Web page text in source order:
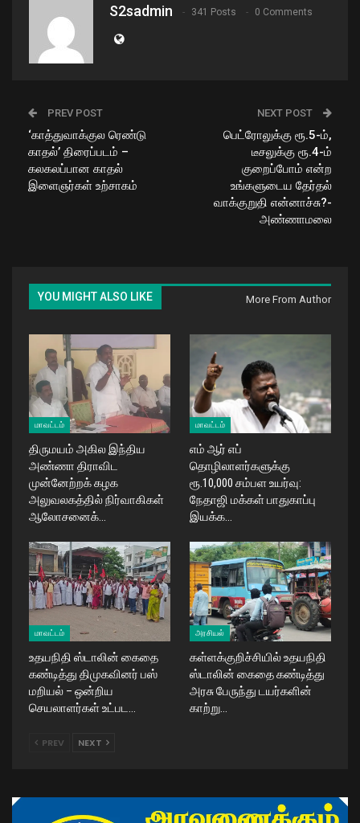
S2sadmin 341 Posts 0 Comments
PREV POST
‘காத்துவாக்குல ரெண்டு
காதல்’ திரைப்படம் –
கலகலப்பான காதல்
இளைஞர்கள் உற்சாகம்
NEXT POST
பெட்ரோலுக்கு ரூ.5-ம்,
டீசலுக்கு ரூ.4-ம்
குறைப்போம் என்ற
உங்களுடைய தேர்தல்
வாக்குறுதி என்னாச்சு?-
அண்ணாமலை
YOU MIGHT ALSO LIKE More From Author
மாவட்டம்
திருமயம் அகில இந்திய
அண்ணா திராவிட
முன்னேற்றக் கழக
அலுவலகத்தில் நிர்வாகிகள்
ஆலோசனைக்…
மாவட்டம்
எம் ஆர் எப்
தொழிலாளர்களுக்கு
ரூ.10,000 சம்பள உயர்வு:
நேதாஜி மக்கள் பாதுகாப்பு
இயக்க…
மாவட்டம்
உதயநிதி ஸ்டாலின் கைதை
கண்டித்து திமுகவினர் பஸ்
மறியல் – ஒன்றிய
செயலாளர்கள் உட்பட…
அரசியல்
கள்ளக்குறிச்சியில் உதயநிதி
ஸ்டாலின் கைதை கண்டித்து
அரசு பேருந்து டயர்களின்
காற்று…
PREV NEXT